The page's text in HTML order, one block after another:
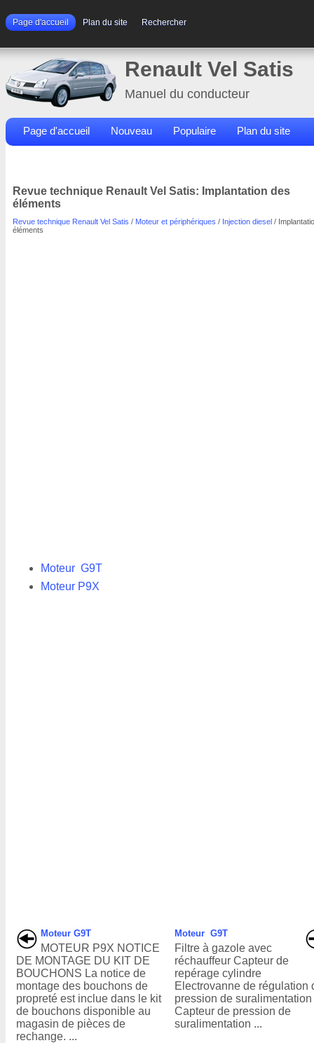
Page d'accueil Plan du site Rechercher
Renault Vel Satis
Manuel du conducteur
Page d'accueil Nouveau Populaire Plan du site
Revue technique Renault Vel Satis: Implantation des
éléments
Revue technique Renault Vel Satis / Moteur et périphériques / Injection diesel /
éléments
Moteur G9T
Moteur P9X
Moteur G9T
MOTEUR P9X NOTICE
DE MONTAGE DU KIT DE
BOUCHONS La notice de
montage des bouchons de
propreté est inclue dans le kit
de bouchons disponible au
magasin de pièces de
rechange. ...
Moteur G9T
Filtre à gazole avec
réchauffeur Capteur de
repérage cylindre
Electrovanne de régulation
pression de suralimentation
Capteur de pression de
suralimentation ...